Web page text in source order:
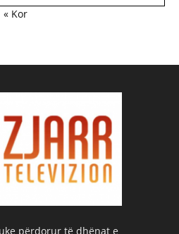
« Kor
përdorur të dhënat e